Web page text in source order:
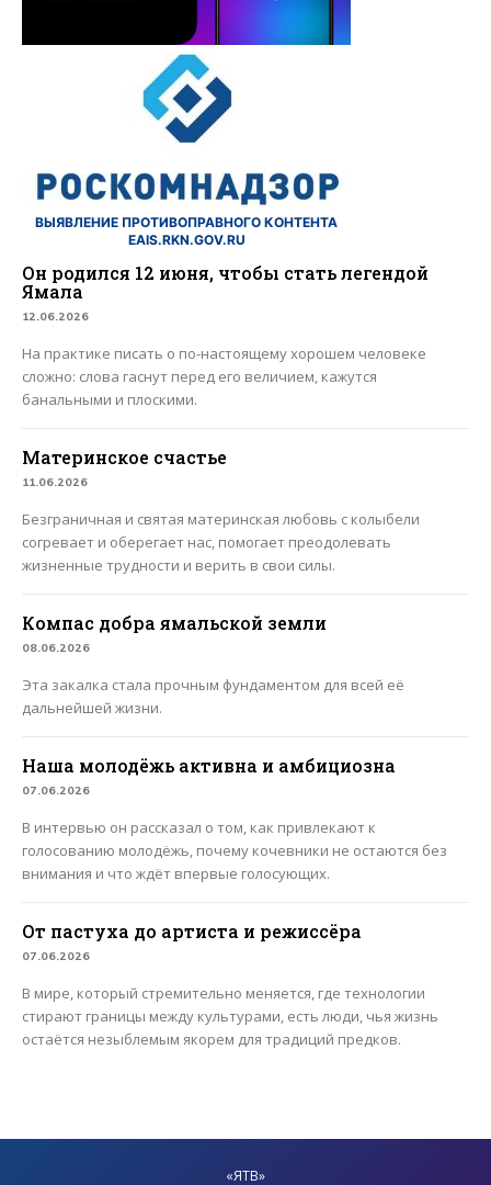
ВЫЯВЛЕНИЕ ПРОТИВОПРАВНОГО КОНТЕНТА
EAIS.RKN.GOV.RU
Он родился 12 июня, чтобы стать легендой
Ямала
12.06.2026
На практике писать о по-настоящему хорошем человеке
сложно: слова гаснут перед его величием, кажутся
банальными и плоскими.
Материнское счастье
11.06.2026
Безграничная и святая материнская любовь с колыбели
согревает и оберегает нас, помогает преодолевать
жизненные трудности и верить в свои силы.
Компас добра ямальской земли
08.06.2026
Эта закалка стала прочным фундаментом для всей её
дальнейшей жизни.
Наша молодёжь активна и амбициозна
07.06.2026
В интервью он рассказал о том, как привлекают к
голосованию молодёжь, почему кочевники не остаются без
внимания и что ждёт впервые голосующих.
От пастуха до артиста и режиссёра
07.06.2026
В мире, который стремительно меняется, где технологии
стирают границы между культурами, есть люди, чья жизнь
остаётся незыблемым якорем для традиций предков.
«ЯТВ»